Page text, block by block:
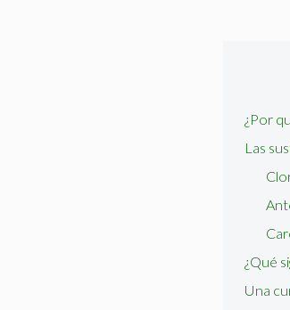
¿Por
Las
¿Qué
Una